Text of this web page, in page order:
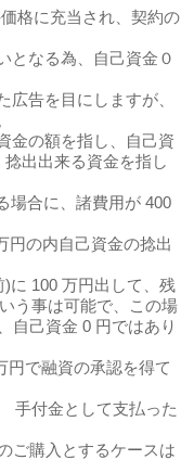
格に充当され、契約の
となる為、自己資金０
広告を目にしますが、
金の額を指し、自己資
出出来る資金を指し
場合に、諸費用が 400
円の内自己資金の捻出
に 100 万円出して、残
う事は可能で、この場
自己資金 0 円ではあり
円で融資の承認を得て
手付金として支払った
ご購入とするケースは